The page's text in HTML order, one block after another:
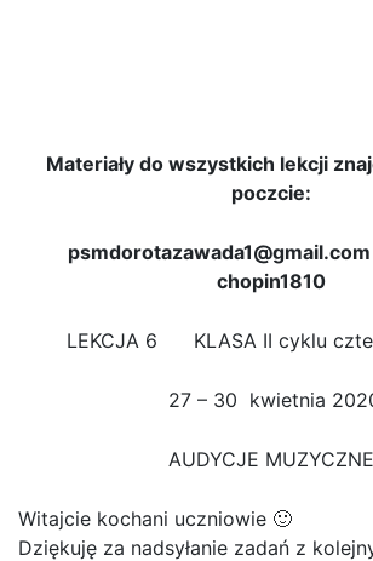
Materiały do wszystkich lekcji
poczcie:
chopin1810
LEKCJA 6 KLASA II cyklu
27 – 30 kwietnia
AUDYCJE MUZYCZNE
Witajcie kochani uczniowie 🙂
Dziękuję za nadsyłanie zadań z